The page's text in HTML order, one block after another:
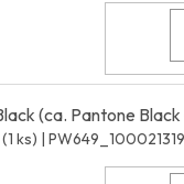
(ca. Pantone Black
(1 ks) |